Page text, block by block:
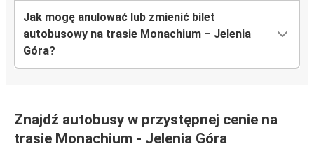
Jak mogę anulować lub zmienić bilet
autobusowy na trasie Monachium – Jelenia
Góra?
Znajdź autobusy w przystępnej cenie na
trasie Monachium - Jelenia Góra